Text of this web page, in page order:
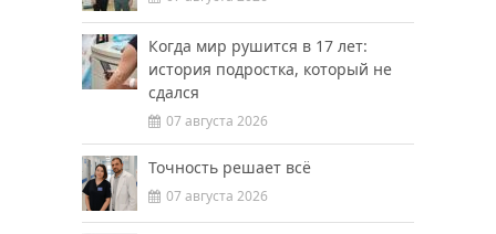
Когда мир рушится в 17 лет:
история подростка, который не
сдался
07 августа 2026
Точность решает всё
07 августа 2026